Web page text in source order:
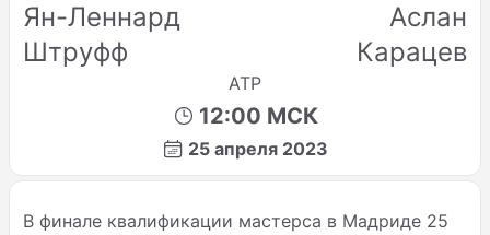
Ян-Леннард
Штруфф
Аслан
Карацев
ATP
12:00 МСК
25 апреля 2023
В финале квалификации мастерса в Мадриде 25